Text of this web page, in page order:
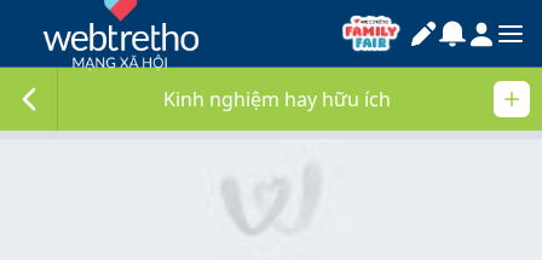
Kinh nghiệm hay hữu ích